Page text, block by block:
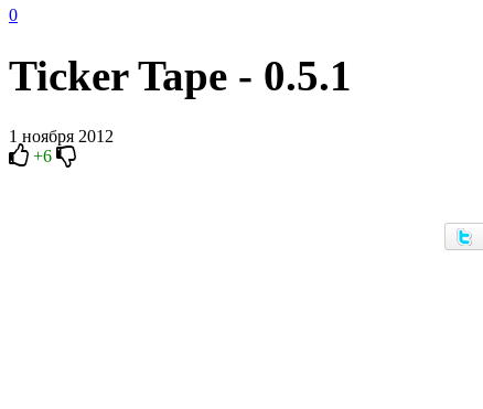
0
Ticker Tape - 0.5.1
1 ноября 2012
+6